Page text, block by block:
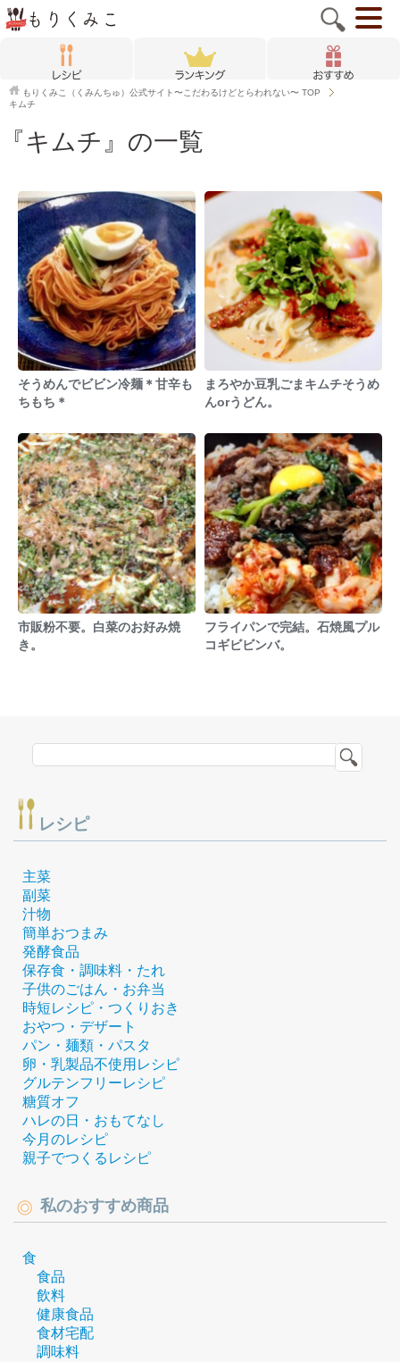
もりくみこ（くみんちゅ）公式サイト〜こだわるけどとらわれない〜 TOP
キムチ
『キムチ』の一覧
そうめんでビビン冷麺＊甘辛も
ちもち＊
まろやか豆乳ごまキムチそうめ
んorうどん。
市販粉不要。白菜のお好み焼
き。
フライパンで完結。石焼風プル
コギビビンバ。
レシピ
主菜
副菜
汁物
簡単おつまみ
発酵食品
保存食・調味料・たれ
子供のごはん・お弁当
時短レシピ・つくりおき
おやつ・デザート
パン・麺類・パスタ
卵・乳製品不使用レシピ
グルテンフリーレシピ
糖質オフ
ハレの日・おもてなし
今月のレシピ
親子でつくるレシピ
私のおすすめ商品
食
食品
飲料
健康食品
食材宅配
調味料